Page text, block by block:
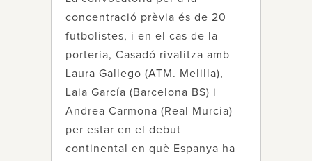
concentració prèvia és de 20
futbolistes, i en el cas de la
porteria, Casadó rivalitza amb
Laura Gallego (ATM. Melilla),
Laia García (Barcelona BS) i
Andrea Carmona (Real Murcia)
per estar en el debut
continental en què Espanya ha